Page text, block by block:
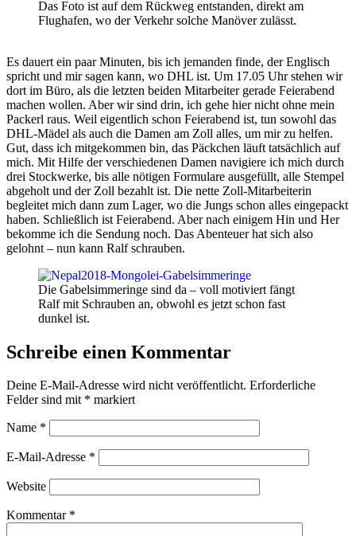
Das Foto ist auf dem Rückweg entstanden, direkt am
Flughafen, wo der Verkehr solche Manöver zulässt.
Es dauert ein paar Minuten, bis ich jemanden finde, der Englisch
spricht und mir sagen kann, wo DHL ist. Um 17.05 Uhr stehen wir
dort im Büro, als die letzten beiden Mitarbeiter gerade Feierabend
machen wollen. Aber wir sind drin, ich gehe hier nicht ohne mein
Packerl raus. Weil eigentlich schon Feierabend ist, tun sowohl das
DHL-Mädel als auch die Damen am Zoll alles, um mir zu helfen.
Gut, dass ich mitgekommen bin, das Päckchen läuft tatsächlich auf
mich. Mit Hilfe der verschiedenen Damen navigiere ich mich durch
drei Stockwerke, bis alle nötigen Formulare ausgefüllt, alle Stempel
abgeholt und der Zoll bezahlt ist. Die nette Zoll-Mitarbeiterin
begleitet mich dann zum Lager, wo die Jungs schon alles eingepackt
haben. Schließlich ist Feierabend. Aber nach einigem Hin und Her
bekomme ich die Sendung noch. Das Abenteuer hat sich also
gelohnt – nun kann Ralf schrauben.
Die Gabelsimmeringe sind da – voll motiviert fängt
Ralf mit Schrauben an, obwohl es jetzt schon fast
dunkel ist.
Schreibe einen Kommentar
Deine E-Mail-Adresse wird nicht veröffentlicht. Erforderliche
Felder sind mit * markiert
Name *
E-Mail-Adresse *
Website
Kommentar *